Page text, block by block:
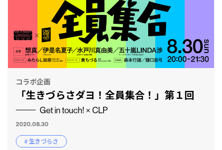
コラボ企画
「生きづらさダヨ！全員集合！」第１回
Get in touch! × CLP
2020.08.30
# 生きづらさ